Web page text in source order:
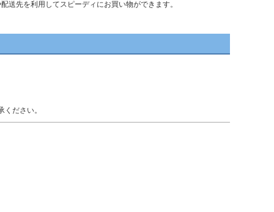
送先を利用してスピーディにお買い物ができます。
ださい。